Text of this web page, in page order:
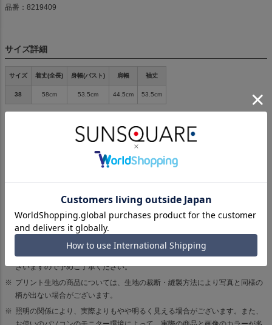
品番：8219409
サイズ詳細
サイズ 着丈(全長) 身幅(バスト) 肩幅 袖丈
38 58cm 53.5cm 44.5cm 53.5cm
ご予約品及びお届け予定が設定されている商品をご購入の際は、誠に申し訳
ございませんが、使用しております決済システムの関係上、ご注文日から2週
間前後で自動的に決済となります。そのため予約商品が入荷される前に決済
させていただく場合がございます。予めご了承ください。
生産の都合上、商品の納期が変更となる場合がございます。
商品画像はサンプルのため、色味や仕様、サイズ感など変更がある場合がご
ざいますので予めご了承ください。
プリント生地の商品については、生地の裁断・縫製方法により写真と同様の
柄が出ない場合がございます。
照明の関係により、実際よりもやや明るく見える場合がございます。また、